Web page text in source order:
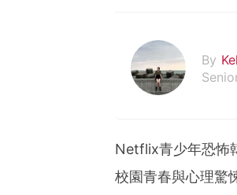
By
Netflix青少年恐怖
校園青春與心理驚